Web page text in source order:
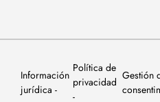
Información
jurídica
Política de
privacidad
Gestión